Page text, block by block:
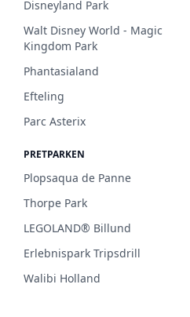
Disneyland Park
Walt Disney World - Magic
Kingdom Park
Phantasialand
Efteling
Parc Asterix
PRETPARKEN
Plopsaqua de Panne
Thorpe Park
LEGOLAND® Billund
Erlebnispark Tripsdrill
Walibi Holland